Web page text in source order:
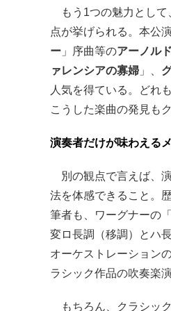
もう1つの魅力として
点が挙げられる。本公
ー 」序曲等のアーノルド
ァレンシアの寡婦 」、
人気を得ている。どれ
こうした楽曲の発見も
演奏者だけが味わえる
別の観点で言えば、
法を体感できること。
筆者も、ワーグナーの
変ロ長調（移調）とハ
オーケストレーション
ラシック作品の吹奏楽
もちろん、クラシッ